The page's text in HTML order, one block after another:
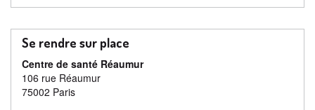
Se rendre sur place
Centre de santé Réaumur
106 rue Réaumur
75002 Paris